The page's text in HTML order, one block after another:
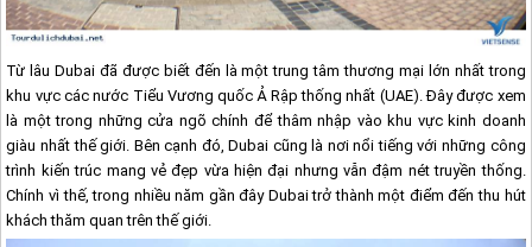
Từ lâuDubai đã được biết đến là một trung tâm thương mại lớn nhất trong
khu vực các nước Tiểu Vương quốc Ả Rập thống nhất (UAE). Đây được xem
là một trong những cửa ngõ chính để thâm nhập vào khu vực kinh doanh
giàu nhất thế giới. Bên cạnh đó,Dubai cũng là nơi nổi tiếng với những công
trình kiến trúc mang vẻ đẹp vừa hiện đại nhưng vẫn đậm nét truyền thống.
Chính vì thế, trong nhiều năm gần đây Dubaitrở thành một điểm đến thu hút
khách thăm quan trên thế giới.